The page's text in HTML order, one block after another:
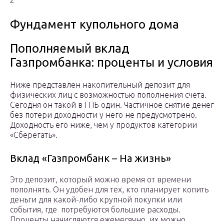
Фундамент купольного дома
Пополняемый вклад
Газпромбанка: проценты и условия
Ниже представлен накопительный депозит для
физических лиц с возможностью пополнения счета.
Сегодня он такой в ГПБ один. Частичное снятие денег
без потери доходности у него не предусмотрено.
Доходность его ниже, чем у продуктов категории
«Сберегать».
Вклад «Газпромбанк – На жизнь»
Это депозит, который можно время от времени
пополнять. Он удобен для тех, кто планирует копить
деньги для какой-либо крупной покупки или
события, где потребуются большие расходы.